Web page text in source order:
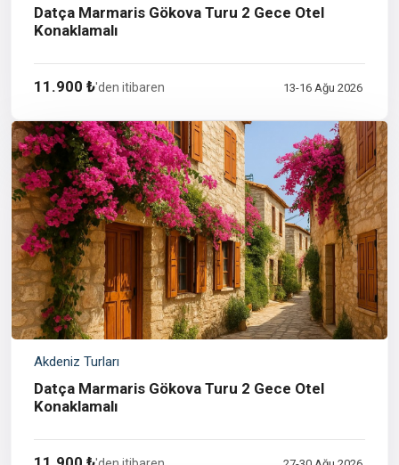
Datça Marmaris Gökova Turu 2 Gece Otel
Konaklamalı
11.900 ₺'den itibaren 13-16 Ağu 2026
Akdeniz Turları
Datça Marmaris Gökova Turu 2 Gece Otel
Konaklamalı